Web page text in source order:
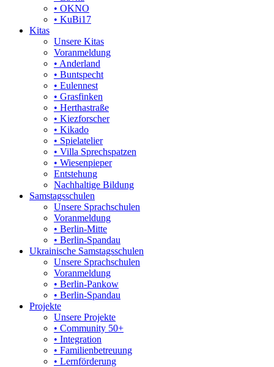
• OKNO
• KuBi17
Kitas
Unsere Kitas
Voranmeldung
• Anderland
• Buntspecht
• Eulennest
• Grasfinken
• Herthastraße
• Kiezforscher
• Kikado
• Spielatelier
• Villa Sprechspatzen
• Wiesenpieper
Entstehung
Nachhaltige Bildung
Samstagsschulen
Unsere Sprachschulen
Voranmeldung
• Berlin-Mitte
• Berlin-Spandau
Ukrainische Samstagsschulen
Unsere Sprachschulen
Voranmeldung
• Berlin-Pankow
• Berlin-Spandau
Projekte
Unsere Projekte
• Community 50+
• Integration
• Familienbetreuung
• Lernförderung